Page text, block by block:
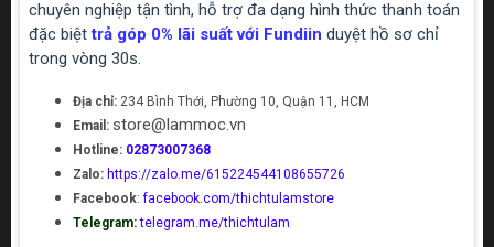
chuyên nghiệp tận tình, hỗ trợ đa dạng hình thức thanh toán
đặc biệttrả góp 0% lãi suất với Fundiin duyệt hồ sơ chỉ
trong vòng 30s.
Địa chỉ: 234 Bình Thới, Phường 10, Quận 11, HCM
Email: store@lammoc.vn
Hotline: 02873007368
Zalo: https://zalo.me/615224544108655726
Facebook:facebook.com/thichtulamstore
Telegram: telegram.me/thichtulam